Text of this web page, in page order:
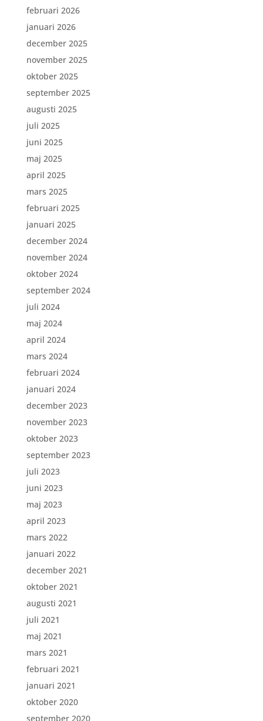
februari 2026
januari 2026
december 2025
november 2025
oktober 2025
september 2025
augusti 2025
juli 2025
juni 2025
maj 2025
april 2025
mars 2025
februari 2025
januari 2025
december 2024
november 2024
oktober 2024
september 2024
juli 2024
maj 2024
april 2024
mars 2024
februari 2024
januari 2024
december 2023
november 2023
oktober 2023
september 2023
juli 2023
juni 2023
maj 2023
april 2023
mars 2022
januari 2022
december 2021
oktober 2021
augusti 2021
juli 2021
maj 2021
mars 2021
februari 2021
januari 2021
oktober 2020
september 2020